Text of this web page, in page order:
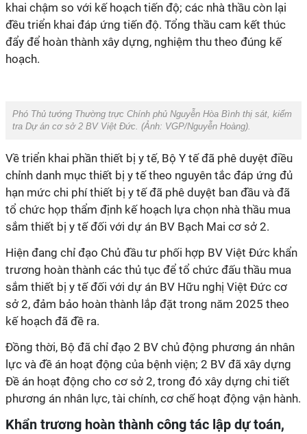
khai chậm so với kế hoạch tiến độ; các nhà thầu còn lại
đều triển khai đáp ứng tiến độ. Tổng thầu cam kết thúc
đẩy để hoàn thành xây dựng, nghiệm thu theo đúng kế
hoạch.
Phó Thủ tướng Thường trực Chính phủ Nguyễn Hòa Bình thị sát, kiểm
tra Dự án cơ sở 2 BV Việt Đức. (Ảnh: VGP/Nguyễn Hoàng).
Về triển khai phần thiết bị y tế, Bộ Y tế đã phê duyệt điều
chỉnh danh mục thiết bị y tế theo nguyên tắc đáp ứng đủ
hạn mức chi phí thiết bị y tế đã phê duyệt ban đầu và đã
tổ chức họp thẩm định kế hoạch lựa chọn nhà thầu mua
sắm thiết bị y tế đối với dự án BV Bạch Mai cơ sở 2.
Hiện đang chỉ đạo Chủ đầu tư phối hợp BV Việt Đức khẩn
trương hoàn thành các thủ tục để tổ chức đấu thầu mua
sắm thiết bị y tế đối với dự án BV Hữu nghị Việt Đức cơ
sở 2, đảm bảo hoàn thành lắp đặt trong năm 2025 theo
kế hoạch đã đề ra.
Đồng thời, Bộ đã chỉ đạo 2 BV chủ động phương án nhân
lực và đề án hoạt động của bệnh viện; 2 BV đã xây dựng
Đề án hoạt động cho cơ sở 2, trong đó xây dựng chi tiết
phương án nhân lực, tài chính, cơ chế hoạt động vận hành.
Khẩn trương hoàn thành công tác lập dự toán,